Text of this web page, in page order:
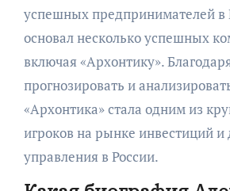
успешных предпринимателей в
основал несколько успешных
включая «Архонтику».
прогнозировать и
«Архонтика» стала одним из
игроков на рынке инвестиций и
управления в России.